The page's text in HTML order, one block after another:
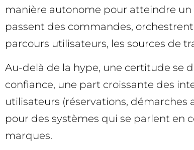
manière autonome pour atteindre
passent des commandes,
parcours utilisateurs, les sources de
Au-delà de la hype, une certitude se
confiance, une part croissante des
utilisateurs (réservations,
pour des systèmes qui se parlent en
marques.